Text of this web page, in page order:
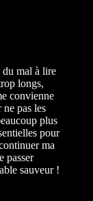
du mal à lire
longs,
convienne
ne pas les
plus
pour
ma
passer
sauveur !